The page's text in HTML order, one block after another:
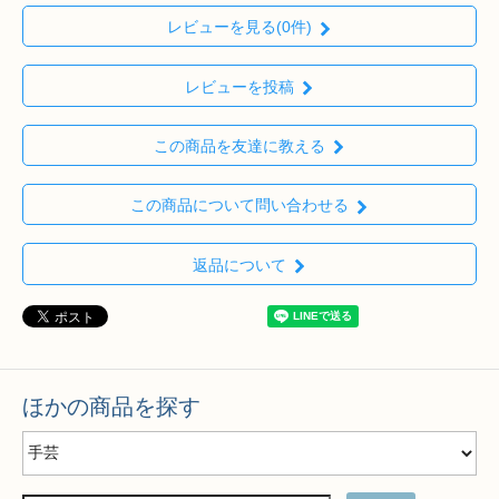
レビューを見る(0件)
レビューを投稿
この商品を友達に教える
この商品について問い合わせる
返品について
ほかの商品を探す